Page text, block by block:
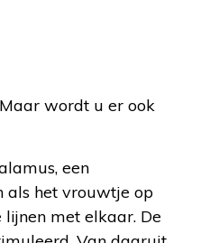
wordt u er ook
een
als het vrouwtje op
met elkaar. De